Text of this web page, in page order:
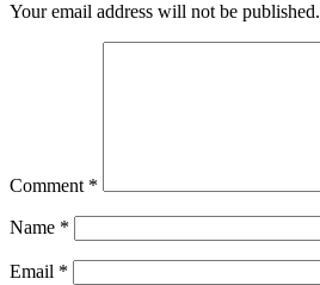
Your email address will not be published.
Comment *
Name *
Email *